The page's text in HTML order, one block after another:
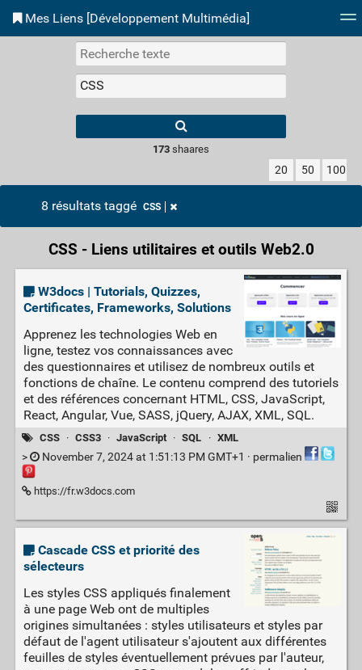
Mes Liens [Développement Multimédia]
Nuage de tags Accès site
173shaares
20 50 100
8 résultats taggé CSS
CSS - Liens utilitaires et outils Web2.0
W3docs | Tutorials, Quizzes,
Certificates, Frameworks, Solutions
Apprenez les technologies Web en
ligne, testez vos connaissances avec
des questionnaires et utilisez de nombreux outils et
fonctions de chaîne. Le contenu comprend des tutoriels
et des références concernant HTML, CSS, JavaScript,
React, Angular, Vue, SASS, jQuery, AJAX, XML, SQL.
CSS · CSS3 · JavaScript · SQL · XML
> November 7, 2024 at 1:51:13 PM GMT+1 · permalien
https://fr.w3docs.com
Cascade CSS et priorité des
sélecteurs
Les styles CSS appliqués finalement
à une page Web ont de multiples
origines simultanées : styles utilisateurs et styles par
défaut de l'agent utilisateur s'ajoutent aux différentes
feuilles de styles éventuellement prévues par l'auteur,